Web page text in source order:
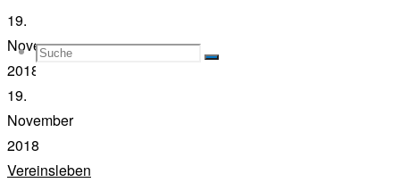
Suche
Suchen
nach:
Suche
19.
November
2018
19.
November
2018
Vereinsleben